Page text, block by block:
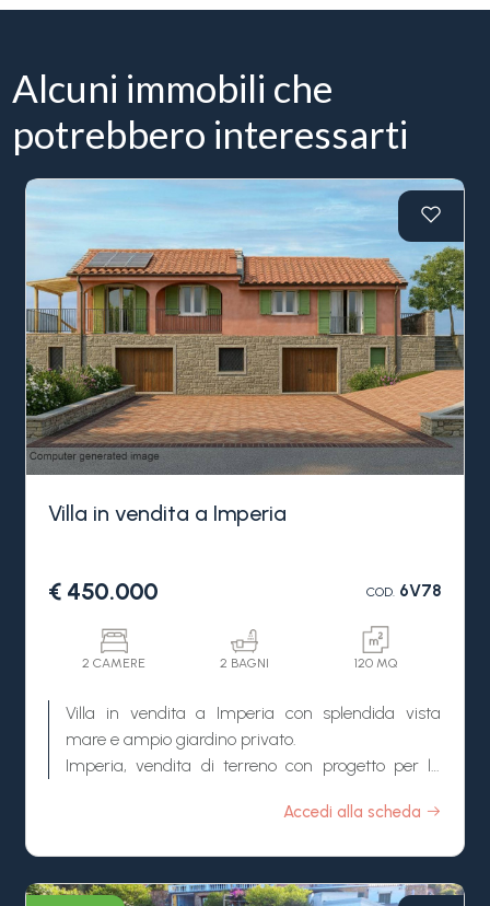
Alcuni immobili che
potrebbero interessarti
Villa in vendita a Imperia
€ 450.000 COD.6V78
2 CAMERE 2 BAGNI 120 MQ
Villa in vendita a Imperia con splendida vista
mare e ampio giardino privato.
Imperia, vendita di terreno con progetto per la
privato, perfetta per chi desidera realizzare una
progetto prevede la costruzione di una proprietà
Accedi alla scheda